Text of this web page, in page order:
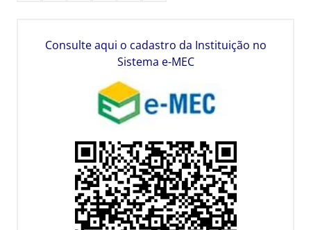
Consulte aqui o cadastro da Instituição no
Sistema e-MEC